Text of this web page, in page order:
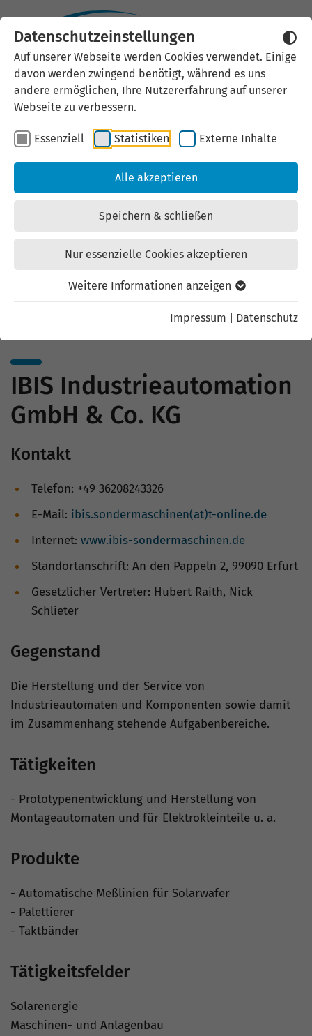
Datenschutzeinstellungen
Auf unserer Webseite werden Cookies verwendet. Einige
davon werden zwingend benötigt, während es uns
andere ermöglichen, Ihre Nutzererfahrung auf unserer
Webseite zu verbessern.
Essenziell Statistiken Externe Inhalte
Alle akzeptieren
Speichern & schließen
Nur essenzielle Cookies akzeptieren
Weitere Informationen anzeigen
Impressum Datenschutz
Externen Inhalt laden
Wir verwenden auf unserer
Website externe Inhalte, um Ihnen
zusätzliche Informationen
anzubieten. Einige externe Inhalte
(z.B. Google Maps, Youtube)
können persönliche Daten (z.B. IP-
Mit der Bestätigung erklären Sie
IBIS Industrieautomation
GmbH & Co. KG
Kontakt
Telefon: +49 36208243326
E-Mail: ibis.sondermaschinen(at)t-online.de
Internet: www.ibis-sondermaschinen.de
Standortanschrift: An den Pappeln 2, 99090 Erfurt
Gesetzlicher Vertreter: Hubert Raith, Nick
Schlieter
Gegenstand
Die Herstellung und der Service von
Industrieautomaten und Komponenten sowie damit
im Zusammenhang stehende Aufgabenbereiche.
Tätigkeiten
- Prototypenentwicklung und Herstellung von
Montageautomaten und für Elektrokleinteile u. a.
Produkte
- Automatische Meßlinien für Solarwafer
- Palettierer
- Taktbänder
Tätigkeitsfelder
Solarenergie
Maschinen- und Anlagenbau